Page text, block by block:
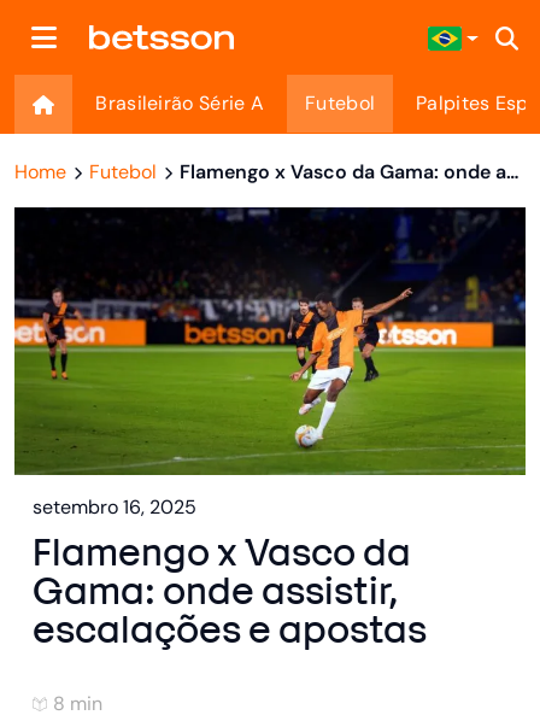
Brasileirão Série A Futebol Palpites
Home Futebol Flamengo x Vasco da Gama​: onde assistir, escalações e apostas
setembro 16, 2025
Flamengo x Vasco da
Gama​: onde assistir,
escalações e apostas
8 min